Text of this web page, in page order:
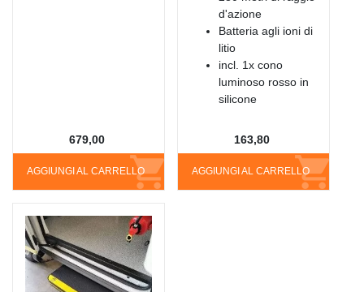
AGGIUNGI AL CARRELLO
679,00
d'azione
Batteria agli ioni di
litio
incl. 1x cono
luminoso rosso in
silicone
AGGIUNGI AL CARRELLO
163,80